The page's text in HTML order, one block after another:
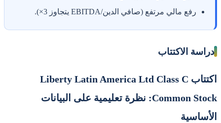
رفع مالي مرتفع (صافي الدين/EBITDA يتجاوز 3×).
دراسة الاكتتاب
اكتتاب Liberty Latin America Ltd Class C
Common Stock: نظرة تعليمية على البيانات
الأساسية